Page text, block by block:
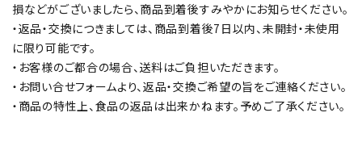
損などがございましたら、商品到着後すみやかにお知らせください。
・返品・交換につきましては、商品到着後7日以内、未開封・未使用
に限り可能です。
・お客様のご都合の場合、送料はご負担いただきます。
・お問い合せフォームより、返品・交換ご希望の旨をご連絡ください。
・商品の特性上、食品の返品は出来かねます。予めご了承ください。